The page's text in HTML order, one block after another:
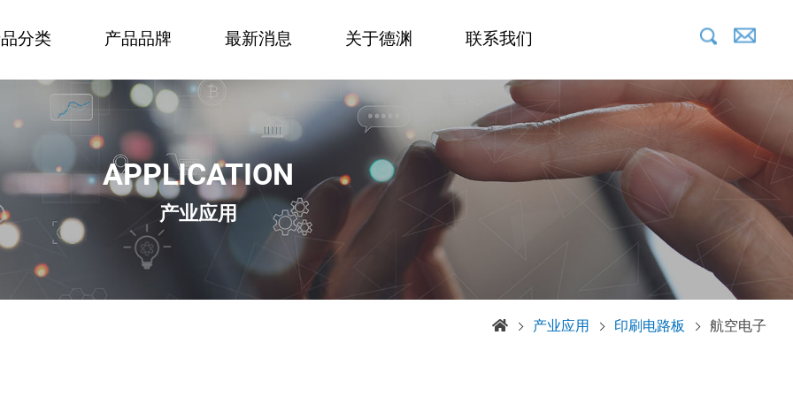
分类 产品品牌 最新消息 关于德渊 联系我们
APPLICATION
产业应用
产业应用 印刷电路板 航空电子